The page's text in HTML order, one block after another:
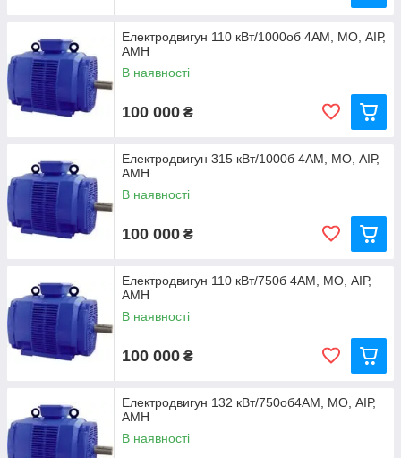
Електродвигун 110 кВт/1000об 4АМ, МО, АІР,
АМН
В наявності
100 000 ₴
Електродвигун 315 кВт/1000б 4АМ, МО, АІР,
АМН
В наявності
100 000 ₴
Електродвигун 110 кВт/750б 4АМ, МО, АІР,
АМН
В наявності
100 000 ₴
Електродвигун 132 кВт/750об4АМ, МО, АІР,
АМН
В наявності